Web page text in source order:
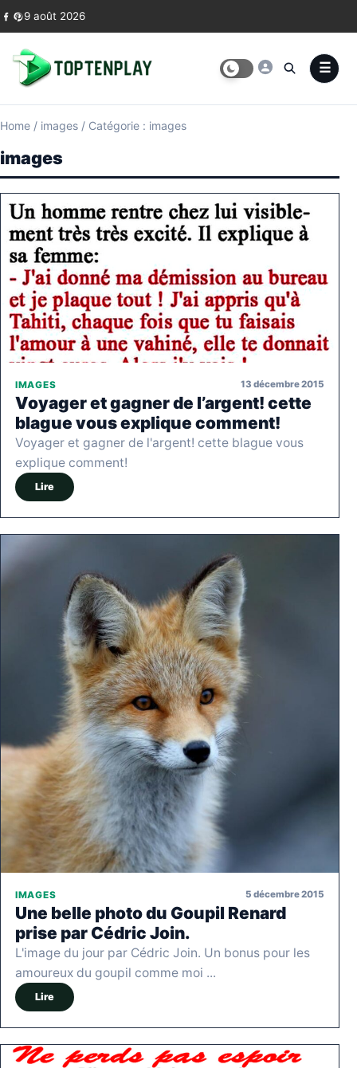
Skip to content
9 août 2026
Home / images / Catégorie : images
images
IMAGES 13 décembre 2015
Voyager et gagner de l’argent! cette
blague vous explique comment!
Voyager et gagner de l'argent! cette blague vous
explique comment!
Lire
IMAGES 5 décembre 2015
Une belle photo du Goupil Renard
prise par Cédric Join.
L'image du jour par Cédric Join. Un bonus pour les
amoureux du goupil comme moi ...
Lire